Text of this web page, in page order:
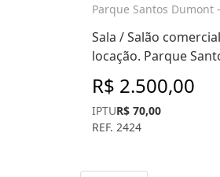
Parque Santos Dumont
Sala / Salão
locação. Parque
R$ 2.500,00
IPTUR$ 70,00
REF. 2424